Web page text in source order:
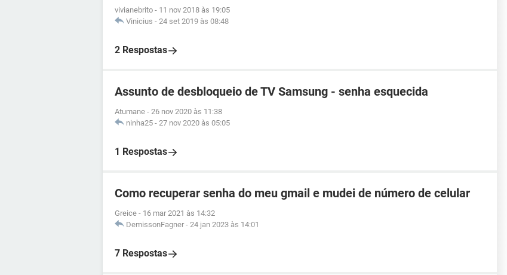
vivianebrito - 11 nov 2018 às 19:05
Vinicius - 24 set 2019 às 08:48
2 Respostas
Assunto de desbloqueio de TV Samsung - senha esquecida
Atumane - 26 nov 2020 às 11:38
ninha25 - 27 nov 2020 às 05:05
1 Respostas
Como recuperar senha do meu gmail e mudei de número de celular
Greice - 16 mar 2021 às 14:32
DemissonFagner - 24 jan 2023 às 14:01
7 Respostas